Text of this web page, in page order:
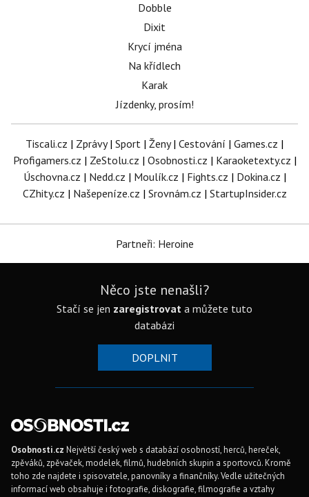
Dobble
Dixit
Krycí jména
Na křídlech
Karak
Jízdenky, prosím!
Tiscali.cz | Zprávy| Sport | Ženy| Cestování | Games.cz |
Profigamers.cz | ZeStolu.cz | Osobnosti.cz | Karaoketexty.cz |
Úschovna.cz | Nedd.cz | Moulík.cz | Fights.cz | Dokina.cz |
CZhity.cz | Našepeníze.cz | Srovnám.cz | StartupInsider.cz
Partneři: Heroine
Něco jste nenašli?
Stačí se jen zaregistrovat a můžete tuto
databázi
DOPLNIT
Osobnosti.cz Největší český web s databází osobností, herců, hereček,
zpěváků, zpěvaček, modelek, filmů, hudebních skupin a sportovců. Kromě
toho zde najdete i spisovatele, panovníky a finančníky. Vedle užitečných
informací web obsahuje i fotografie, diskografie, filmografie a vztahy